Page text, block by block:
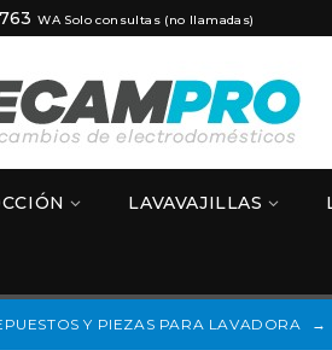
WA Solo consultas (no llamadas)
LAVAVAJILLAS
Y PIEZAS PARA LAVADORA →